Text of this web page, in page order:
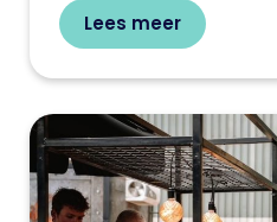
Lees meer